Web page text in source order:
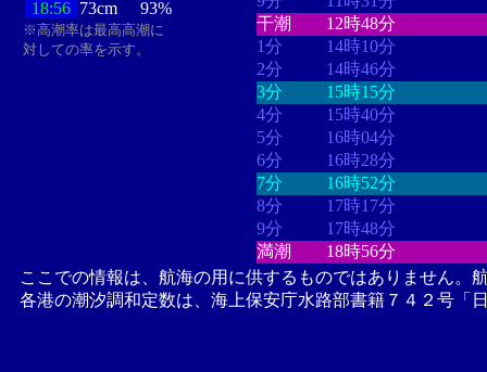
18:56 73cm 93%
※高潮率は最高高潮に
対しての率を示す。
干潮
12時48分
1分
14時10分
2分
14時46分
3分
15時15分
4分
15時40分
5分
16時04分
6分
16時28分
7分
16時52分
8分
17時17分
9分
17時48分
満潮
18時56分
ここでの情報は、航海の用に供するものではありません。
各港の潮汐調和定数は、海上保安庁水路部書籍７４２号「